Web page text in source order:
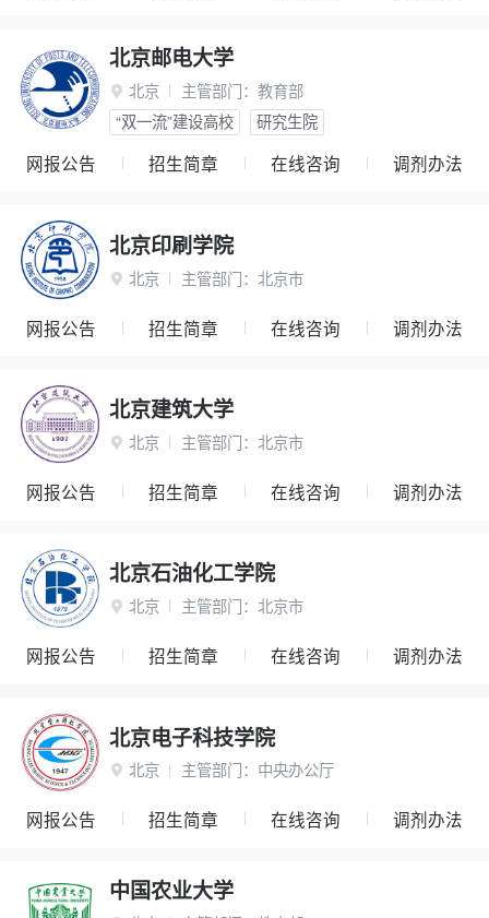
北京邮电大学
 北京 主管部门： 教育部
“双一流”建设高校
研究生院
网报公告 招生简章 在线咨询 调剂办法
北京印刷学院
 北京 主管部门： 北京市
网报公告 招生简章 在线咨询 调剂办法
北京建筑大学
 北京 主管部门： 北京市
网报公告 招生简章 在线咨询 调剂办法
北京石油化工学院
 北京 主管部门： 北京市
网报公告 招生简章 在线咨询 调剂办法
北京电子科技学院
 北京 主管部门： 中央办公厅
网报公告 招生简章 在线咨询 调剂办法
中国农业大学